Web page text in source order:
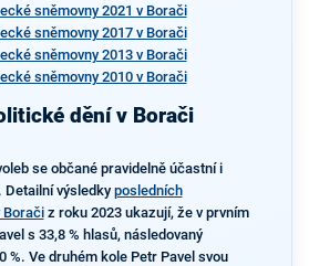
sněmovny 2021 v Borači
sněmovny 2017 v Borači
sněmovny 2013 v Borači
sněmovny 2010 v Borači
dění v Borači
se občané pravidelně účastní i
Detailní výsledky posledních
Boračiz roku 2023 ukazují, že v prvním
s 33,8 % hlasů, následovaný
%. Ve druhém kole Petr Pavel svou